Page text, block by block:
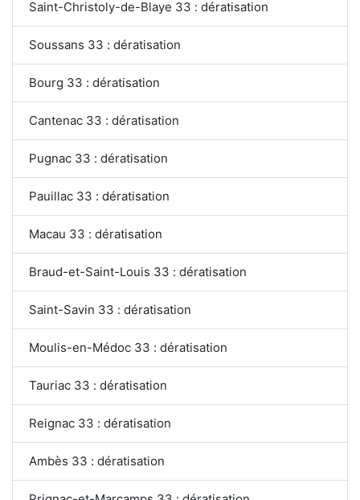
Saint-Christoly-de-Blaye 33 : dératisation
Soussans 33 : dératisation
Bourg 33 : dératisation
Cantenac 33 : dératisation
Pugnac 33 : dératisation
Pauillac 33 : dératisation
Macau 33 : dératisation
Braud-et-Saint-Louis 33 : dératisation
Saint-Savin 33 : dératisation
Moulis-en-Médoc 33 : dératisation
Tauriac 33 : dératisation
Reignac 33 : dératisation
Ambès 33 : dératisation